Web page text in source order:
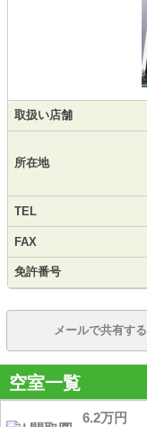
取扱い店舗
所在地
TEL
FAX
免許番号
メールで共有する
空室一覧
6.2万円